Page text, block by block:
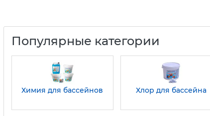
Популярные категории
Химия для бассейнов Хлор для бассейна